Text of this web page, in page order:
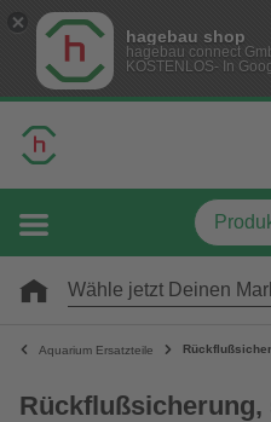
hagebau shop
hagebau connect
KOSTENLOS- In
Wähle jetzt Deinen
Aquarium Ersatzteile
Rückflußsicherung,